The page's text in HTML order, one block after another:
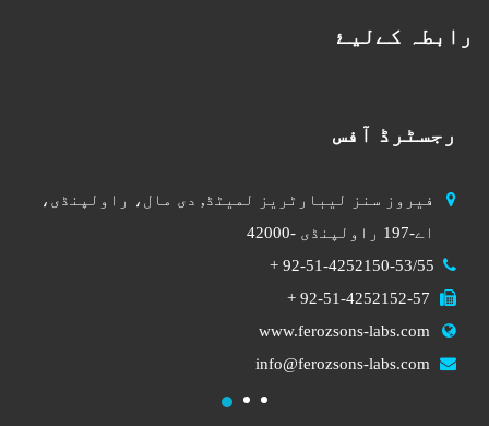
رابطہ کےلیۓ
رجسٹرڈ آفس
فیروز سنز لیبارٹریز لمیٹڈ, دی مال، راولپنڈی،
اے-197
راولپنڈی -42000
92-51-4252150-53/55
+
+
www.ferozsons-labs.com
info@ferozsons-labs.com
1 2